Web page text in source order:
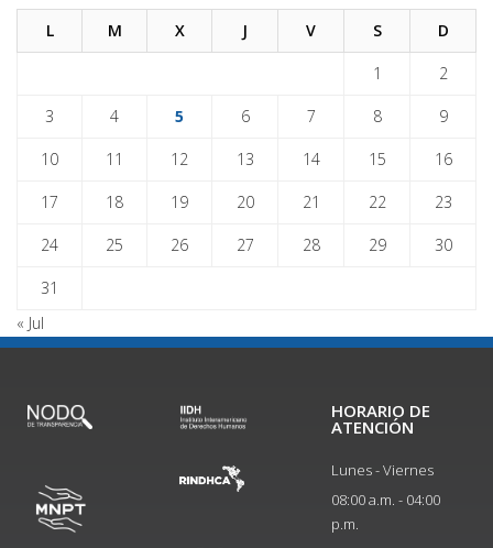
L M X J V S D
1 2
3 4 5 6 7 8 9
10 11 12 13 14 15 16
17 18 19 20 21 22 23
24 25 26 27 28 29 30
31
« Jul
HORARIO DE
ATENCIÓN
Lunes - Viernes
08:00 a.m. - 04:00
p.m.